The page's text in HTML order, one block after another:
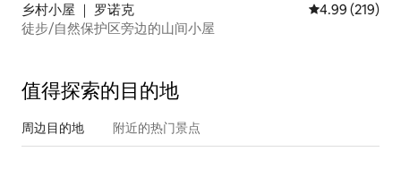
乡村小屋 ｜ 罗诺克 平均评分 4.99
4.99 (219)
徒步/自然保护区旁边的山间小屋
值得探索的目的地
周边目的地 附近的热门景点